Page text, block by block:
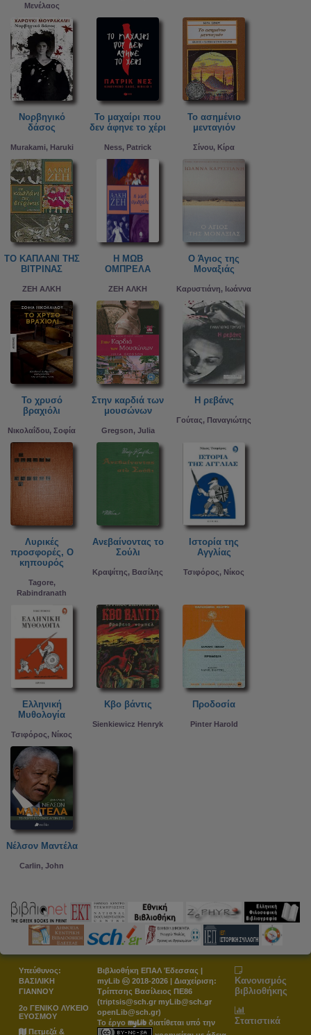
Μενέλαος
Νορβηγικό
δάσος
Murakami, Haruki
Το μαχαίρι που
δεν άφηνε το χέρι
Ness, Patrick
Το ασημένιο
μενταγιόν
Σίνου, Κίρα
ΤΟ ΚΑΠΛΑΝΙ ΤΗΣ
ΒΙΤΡΙΝΑΣ
ΖΕΗ ΑΛΚΗ
Η ΜΩΒ
ΟΜΠΡΕΛΑ
ΖΕΗ ΑΛΚΗ
Ο Άγιος της
Μοναξιάς
Καρυστιάνη, Ιωάννα
Το χρυσό
βραχιόλι
Νικολαΐδου, Σοφία
Στην καρδιά των
μουσώνων
Gregson, Julia
Η ρεβάνς
Γούτας, Παναγιώτης
Λυρικές
προσφορές, O
κηπουρός
Tagore,
Rabindranath
Ανεβαίνοντας το
Σούλι
Κραψίτης, Βασίλης
Ιστορία της
Αγγλίας
Τσιφόρος, Νίκος
Ελληνική
Μυθολογία
Τσιφόρος, Νίκος
Κβο βάντις
Sienkiewicz Henryk
Προδοσία
Pinter Harold
Νέλσον Μαντέλα
Carlin, John
Υπεύθυνος:
ΒΑΣΙΛΙΚΗ
ΓΙΑΝΝΟΥ
2ο ΓΕΝΙΚΟ ΛΥΚΕΙΟ
ΕΥΟΣΜΟΥ
Πετμεζά &
Βιβλιοθήκη ΕΠΑΛ Έδεσσας |
myLib
2018-2026 | Διαχείριση:
Τρίπτσης Βασίλειος ΠΕ86
(triptsis@sch.gr myLib@sch.gr
openLib@sch.gr)
Το έργοmyLib διατίθεται υπό την
Κανονισμός
βιβλιοθήκης
Στατιστικά